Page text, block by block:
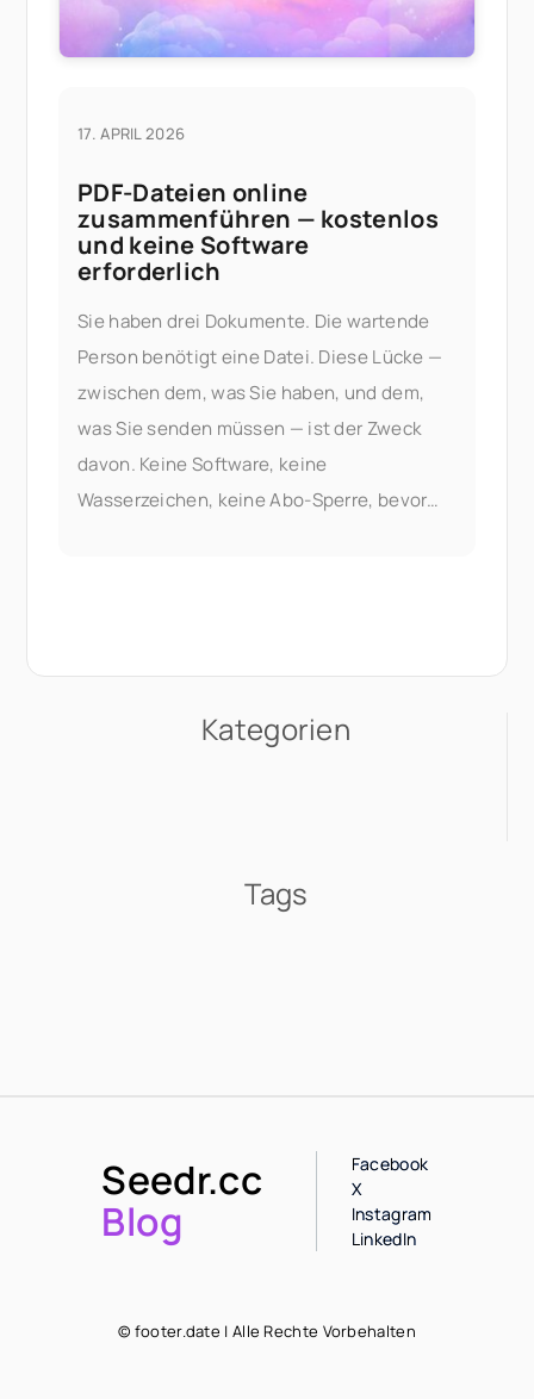
17. APRIL 2026
PDF-Dateien online
zusammenführen — kostenlos
und keine Software
erforderlich
Sie haben drei Dokumente. Die wartende
Person benötigt eine Datei. Diese Lücke —
zwischen dem, was Sie haben, und dem,
was Sie senden müssen — ist der Zweck
davon. Keine Software, keine
Wasserzeichen, keine Abo-Sperre, bevor
Kategorien
Tags
Seedr.cc
Blog
Facebook
X
Instagram
LinkedIn
© footer.date | Alle Rechte Vorbehalten